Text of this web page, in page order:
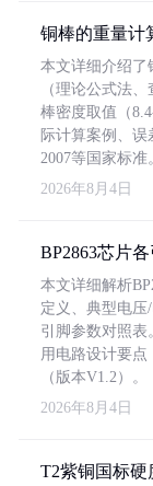
铜棒的重量计
本文详细介绍了
（理论公式法
棒密度取值（
际计算案例、误
2007等国家标准
2026年8月4日
BP2863芯片
本文详细解析
定义、典型电
引脚参数对照表
用电路设计要点
（版本V1.2）。
2026年8月4日
T2紫铜国标